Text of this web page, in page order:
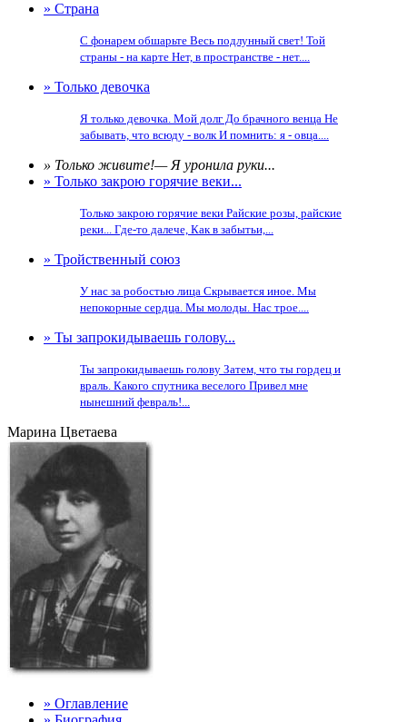
» Страна
С фонарем обшарьте Весь подлунный свет! Той
страны - на карте Нет, в пространстве - нет....
» Только девочка
Я только девочка. Мой долг До брачного венца Не
забывать, что всюду - волк И помнить: я - овца....
» Только живите!— Я уронила руки...
» Только закрою горячие веки...
Только закрою горячие веки Райские розы, райские
реки... Где-то далече, Как в забытьи,...
» Тройственный союз
У нас за робостью лица Скрывается иное. Мы
непокорные сердца. Мы молоды. Нас трое....
» Ты запрокидываешь голову...
Ты запрокидываешь голову Затем, что ты гордец и
враль. Какого спутника веселого Привел мне
нынешний февраль!...
Марина Цветаева
» Оглавление